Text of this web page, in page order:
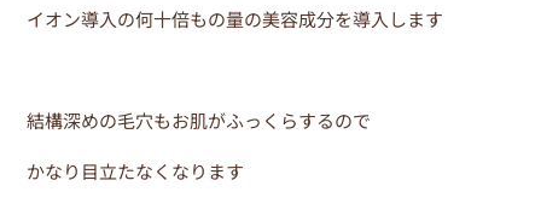
イオン導入の何十倍もの量の美容成分を導入します
結構深めの毛穴もお肌がふっくらするので
かなり目立たなくなります